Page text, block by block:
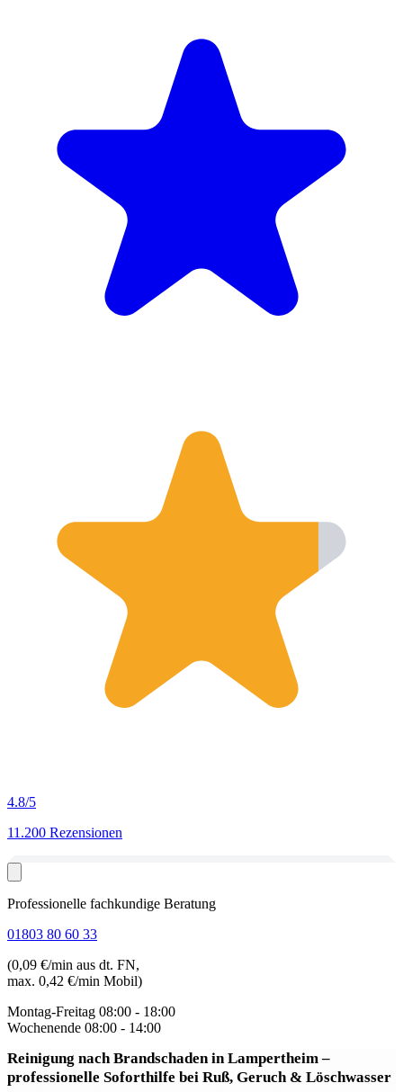
4.8/5
11.200 Rezensionen
Professionelle fachkundige Beratung
01803 80 60 33
(0,09 €/min aus dt. FN,
max. 0,42 €/min Mobil)
Montag-Freitag 08:00 - 18:00
Wochenende 08:00 - 14:00
Reinigung nach Brandschaden in Lampertheim–
professionelle Soforthilfe bei Ruß, Geruch & Löschwasser